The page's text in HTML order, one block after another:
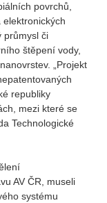
povrchů,
průmysl či
štěpení vody,
„Projekt
republiky
mezi které se
Technologické
AV ČR, museli
systému